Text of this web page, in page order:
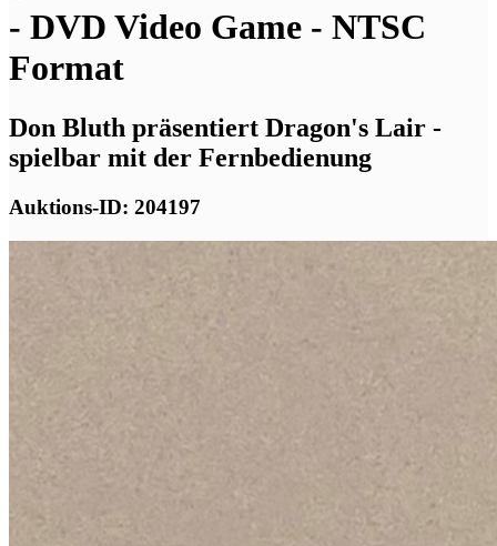
- DVD Video Game - NTSC
Format
Don Bluth präsentiert Dragon's Lair -
spielbar mit der Fernbedienung
Auktions-ID: 204197